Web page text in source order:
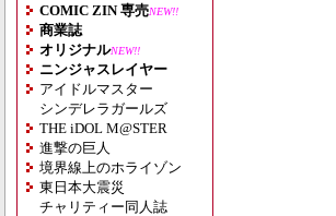
COMIC ZIN 専売NEW!!
商業誌
オリジナルNEW!!
ニンジャスレイヤー
アイドルマスター
シンデレラガールズ
THE iDOL M@STER
進撃の巨人
境界線上のホライゾン
東日本大震災
チャリティー同人誌